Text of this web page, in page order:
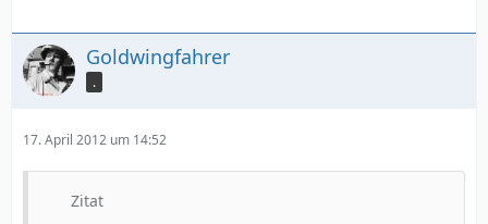
Goldwingfahrer
.
17. April 2012 um 14:52
Zitat